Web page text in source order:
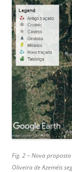
Fig. 2 – Nova
Oliveira de Azeméis